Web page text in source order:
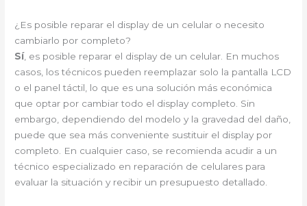
¿Es posible reparar el display de un celular o necesito
cambiarlo por completo?
Sí, es posible reparar el display de un celular. En muchos
casos, los técnicos pueden reemplazar solo la pantalla LCD
o el panel táctil, lo que es una solución más económica
que optar por cambiar todo el display completo. Sin
embargo, dependiendo del modelo y la gravedad del daño,
puede que sea más conveniente sustituir el display por
completo. En cualquier caso, se recomienda acudir a un
técnico especializado en reparación de celulares para
evaluar la situación y recibir un presupuesto detallado.